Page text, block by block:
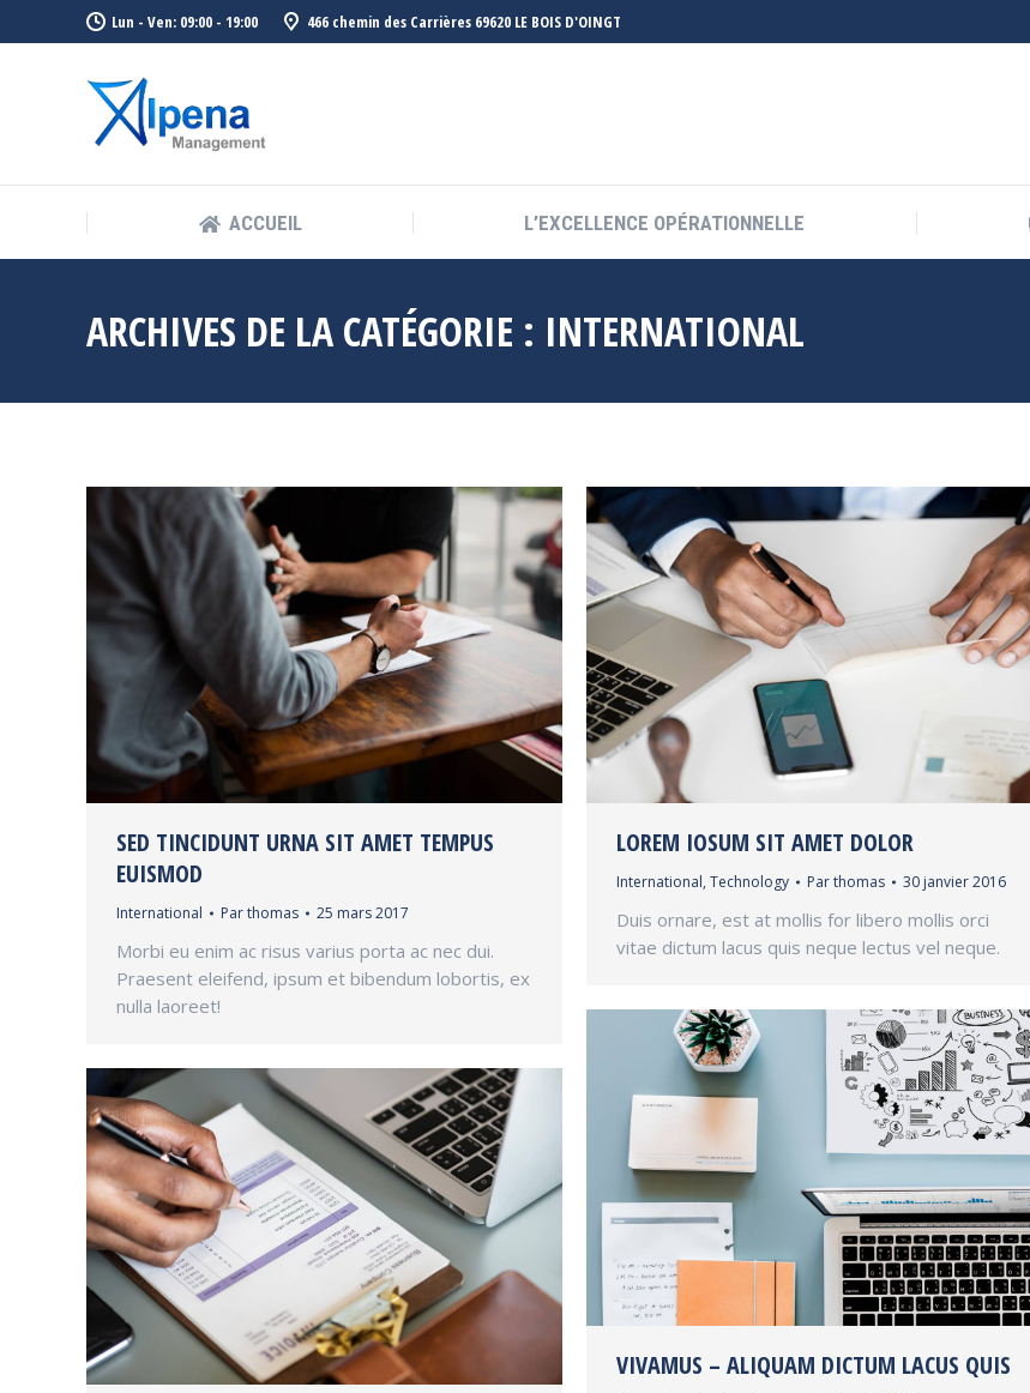
Lun - Ven: 09:00 - 19:00 466 chemin des Carrières 69620 LE BOIS D'OINGT
ACCUEIL L’EXCELLENCE OPÉRATIONNELLE
ARCHIVES DE LA CATÉGORIE : INTERNATIONAL
SED TINCIDUNT URNA SIT AMET TEMPUS
EUISMOD
International Parthomas 25 mars 2017
Morbi eu enim ac risus varius porta ac nec dui.
Praesent eleifend, ipsum et bibendum lobortis, ex
nulla laoreet!
LOREM IOSUM SIT AMET DOLOR
International, Technology Parthomas 30 janvier 2016
Duis ornare, est at mollis for libero mollis orci
vitae dictum lacus quis neque lectus vel neque.
VIVAMUS – ALIQUAM DICTUM LACUS QUIS
ACCUEIL L’EXCELLENCE OPÉRATIONNELLE